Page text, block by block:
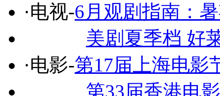
·电视-6月观剧指南：
美剧夏季档 好
·电影-第17届上海电影
第33届香港电